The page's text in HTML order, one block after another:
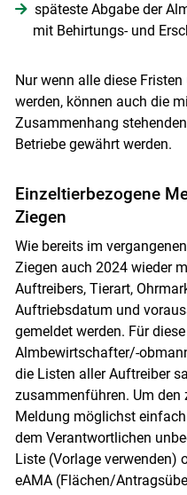
späteste Abgabe der
mit Behirtungs- und
Nur wenn alle diese
werden, können auch die
Zusammenhang
Betriebe gewährt werden.
Einzeltierbezogene
Ziegen
Wie bereits im
Ziegen auch 2024 wieder
Auftreibers, Tierart,
Auftriebsdatum und
gemeldet werden. Für
Almbewirtschafter/-
die Listen aller Auftreiber
zusammenführen. Um den
Meldung möglichst
dem Verantwortlichen
Liste (Vorlage verwenden)
eAMA (Flächen/